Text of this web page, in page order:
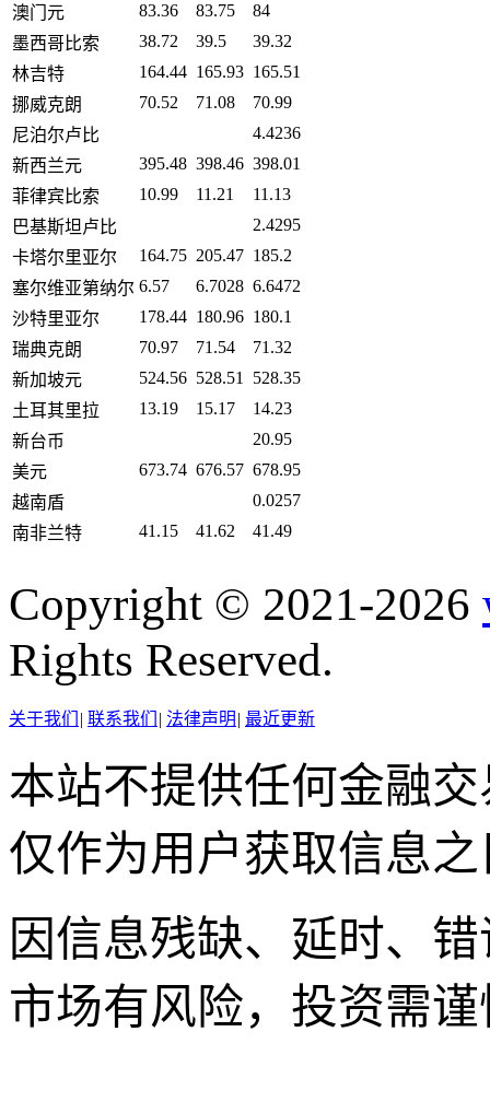
澳门元
83.36 83.75
84
墨西哥比索
38.72 39.5
39.32
林吉特
164.44 165.93 165.51
挪威克朗
70.52 71.08
70.99
尼泊尔卢比
4.4236
新西兰元
395.48 398.46 398.01
菲律宾比索
10.99 11.21
11.13
巴基斯坦卢比
2.4295
卡塔尔里亚尔
164.75 205.47 185.2
塞尔维亚第纳尔 6.57 6.7028 6.6472
沙特里亚尔
178.44 180.96 180.1
瑞典克朗
70.97 71.54
71.32
新加坡元
524.56 528.51
528.35
土耳其里拉
13.19 15.17
14.23
新台币
20.95
美元
673.74 676.57 678.95
越南盾
0.0257
南非兰特
41.15 41.62 41.49
Copyright © 2021-2026
Rights Reserved.
关于我们 | 联系我们 | 法律声明 | 最近更新
本站不提供任何金融
仅作为用户获取信息
因信息残缺、延时、
市场有风险，投资需